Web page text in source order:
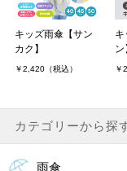
キッズ雨傘【サン
カク】
￥2,420（税込）
キ
ン
￥
カテゴリーから探
雨傘